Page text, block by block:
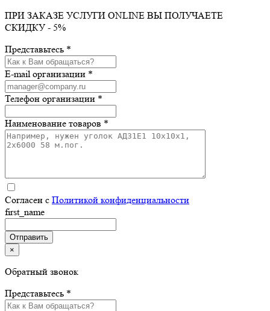
ПРИ ЗАКАЗЕ УСЛУГИ ONLINE ВЫ ПОЛУЧАЕТЕ
СКИДКУ - 5%
Представьтесь *
E-mail организации *
Телефон организации *
Наименование товаров *
Согласен с Политикой конфиденциальности
first_name
×
Обратный звонок
Представьтесь *